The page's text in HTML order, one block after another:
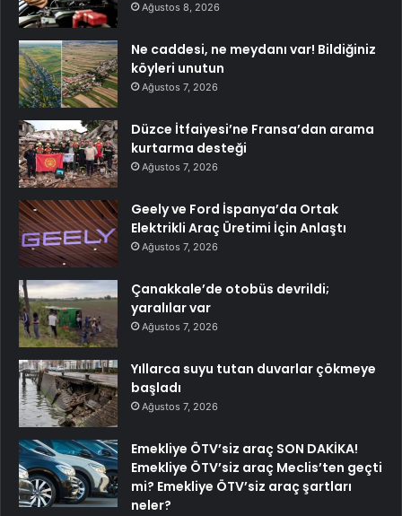
Ağustos 8, 2026
Ne caddesi, ne meydanı var! Bildiğiniz
köyleri unutun
Ağustos 7, 2026
Düzce İtfaiyesi’ne Fransa’dan arama
kurtarma desteği
Ağustos 7, 2026
Geely ve Ford İspanya’da Ortak
Elektrikli Araç Üretimi İçin Anlaştı
Ağustos 7, 2026
Çanakkale’de otobüs devrildi;
yaralılar var
Ağustos 7, 2026
Yıllarca suyu tutan duvarlar çökmeye
başladı
Ağustos 7, 2026
Emekliye ÖTV’siz araç SON DAKİKA!
Emekliye ÖTV’siz araç Meclis’ten geçti
mi? Emekliye ÖTV’siz araç şartları
neler?